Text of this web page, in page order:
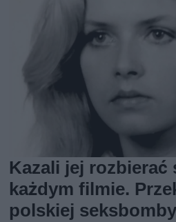
Kazali jej rozbierać
każdym filmie.
polskiej